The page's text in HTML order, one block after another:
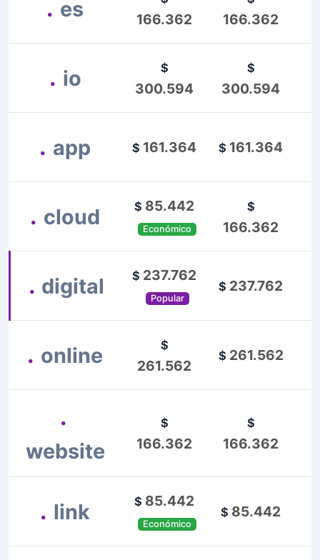
. es 166.362 166.362
. io $
300.594
$
300.594
. app $ 161.364 $ 161.364
. cloud $ 85.442
Económico
$
166.362
. digital $ 237.762
Popular
$ 237.762
. online $
261.562
$ 261.562
.
website
$
166.362
$
166.362
. link $ 85.442
Económico
$ 85.442